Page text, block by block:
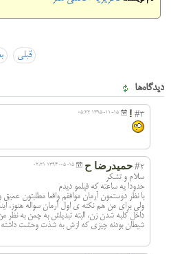
قبلی
دیدگاه‌ها
#3
!
1395-11-15 05:22
#2 حمیدرضا ح 1394-05-15 02:21
سلام و تشکر
حدودا یه ساعته که فیلمو دیدم
با نظر دوستمون آرمان موافقم واقعا مطلبتون عمیق
ولی برای من هم نکته ی اول آرمان سواله هنوز،
داخل کلبه شدن زن، البته تبدیلش به چمن به نظر
شیطان بودنه چیزی که ازش به شذت وحشت داشته